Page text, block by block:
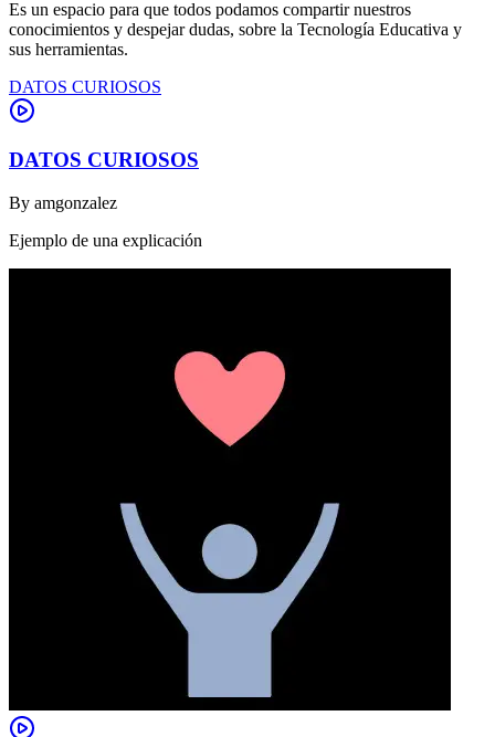
Es un espacio para que todos podamos compartir nuestros
conocimientos y despejar dudas, sobre la Tecnología Educativa y
sus herramientas.
DATOS CURIOSOS
DATOS CURIOSOS
By amgonzalez
Ejemplo de una explicación